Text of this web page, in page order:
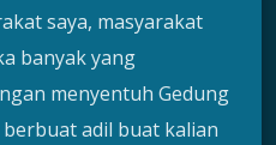
saya, masyarakat
banyak yang
menyentuh Gedung
berbuat adil buat kalian